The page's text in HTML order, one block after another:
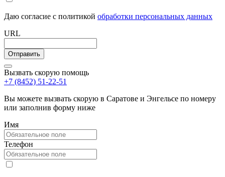
Даю согласие с политикой обработки персональных данных
URL
Вызвать скорую помощь
+7 (8452) 51-22-51
Вы можете вызвать скорую в Саратове и Энгельсе по номеру
или заполнив форму ниже
Имя
Телефон